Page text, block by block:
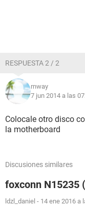
RESPUESTA 2 / 2
rnway
7 jun 2014 a las
Colocale otro disco
la motherboard
Discusiones similares
foxconn N15235
ldzl_daniel - 14 ene 2016 a